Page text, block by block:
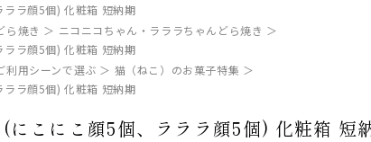
ラ顔5個) 化粧箱 短納期
ら焼き
ニコニコちゃん・ラララちゃんどら焼き
ラ顔5個) 化粧箱 短納期
利用シーンで選ぶ
猫（ねこ）のお菓子特集
ラ顔5個) 化粧箱 短納期
こにこ顔5個、ラララ顔5個) 化粧箱 短